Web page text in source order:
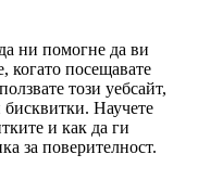
ни помогне да ви
когато посещавате
този уебсайт,
бисквитки. Научете
и как да ги
за поверителност.